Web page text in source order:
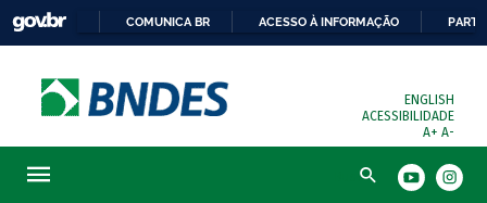
COMUNICA BR ACESSO À INFORMAÇÃO
ENGLISH
ACESSIBILIDADE
A+ A-
Busca